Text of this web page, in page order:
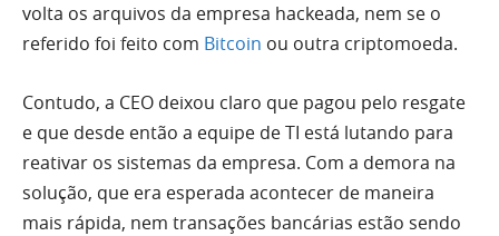
volta os arquivos da empresa hackeada, nem se o
referido foi feito com Bitcoin ou outra criptomoeda.
Contudo, a CEO deixou claro que pagou pelo resgate
e que desde então a equipe de TI está lutando para
reativar os sistemas da empresa. Com a demora na
solução, que era esperada acontecer de maneira
mais rápida, nem transações bancárias estão sendo